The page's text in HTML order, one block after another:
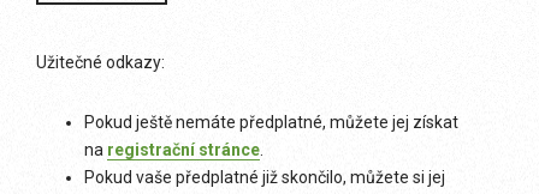
Užitečné odkazy:
Pokud ještě nemáte předplatné, můžete jej získat
na registrační stránce
Pokud vaše předplatné již skončilo, můžete si jej